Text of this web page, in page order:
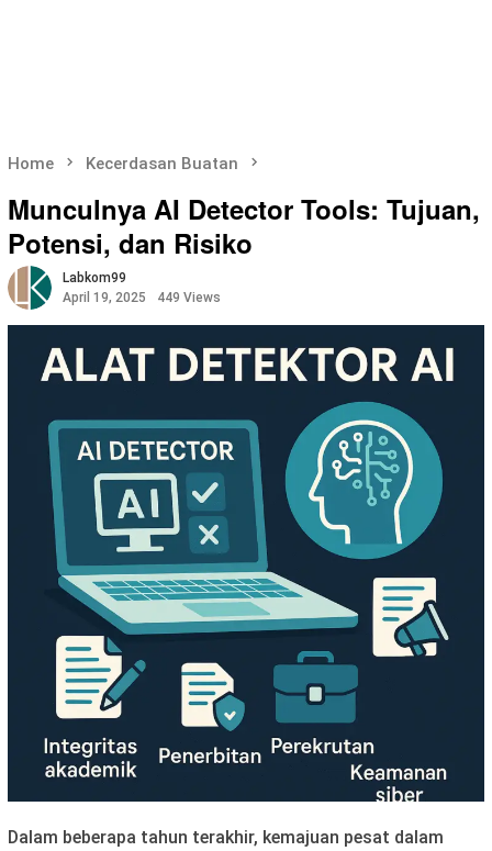
Home Kecerdasan Buatan
Munculnya AI Detector Tools: Tujuan,
Potensi, dan Risiko
Labkom99
April 19, 2025
449 Views
Dalam beberapa tahun terakhir, kemajuan pesat dalam